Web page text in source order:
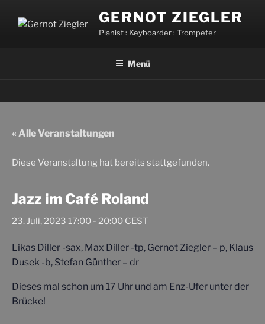
Inhalt
GERNOT ZIEGLER
Pianist : Keyboarder : Trompeter
Menü
« Alle Veranstaltungen
Diese Veranstaltung hat bereits stattgefunden.
Jazz im Café Roland
23. Juli, 2023 17:00 - 20:00 CEST
Likas Diller -sax, Max Diller -tp, Gernot Ziegler – p, Klaus
Dusek -b, Stefan Günther – dr
Dieses mal schon um 17 Uhr und am Enz-Ufer unter der
Brücke!